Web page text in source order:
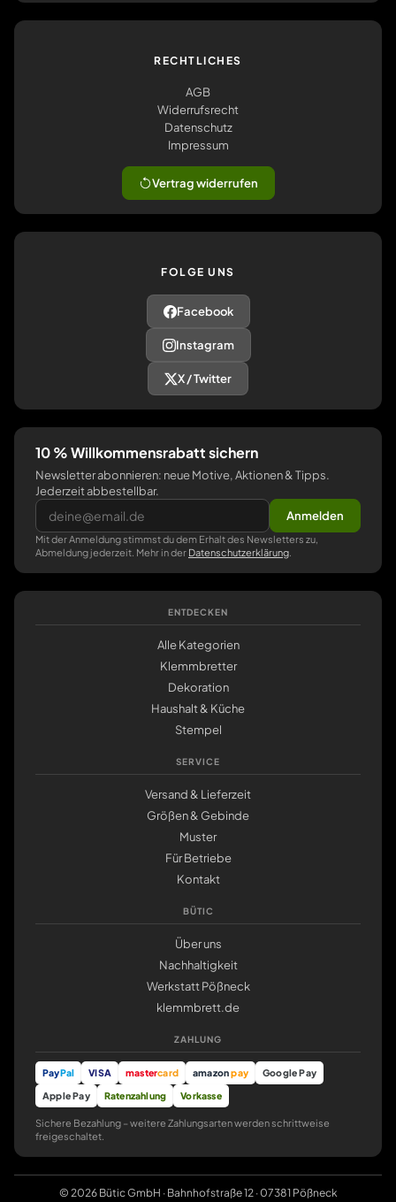
RECHTLICHES
AGB
Widerrufsrecht
Datenschutz
Impressum
Vertrag widerrufen
FOLGE UNS
Facebook
Instagram
X / Twitter
10 % Willkommensrabatt sichern
Newsletter abonnieren: neue Motive, Aktionen & Tipps.
Jederzeit abbestellbar.
Anmelden
Mit der Anmeldung stimmst du dem Erhalt des Newsletters zu,
Abmeldung jederzeit. Mehr in der Datenschutzerklärung
ENTDECKEN
Alle Kategorien
Klemmbretter
Dekoration
Haushalt & Küche
Stempel
SERVICE
Versand & Lieferzeit
Größen & Gebinde
Muster
Für Betriebe
Kontakt
BÜTIC
Über uns
Nachhaltigkeit
Werkstatt Pößneck
klemmbrett.de
ZAHLUNG
PayPal VISA mastercard amazonpay
Google Pay
Apple Pay
Ratenzahlung Vorkasse
Sichere Bezahlung – weitere Zahlungsarten werden schrittweise
freigeschaltet.
© 2026 Bütic GmbH · Bahnhofstraße 12 · 07381 Pößneck